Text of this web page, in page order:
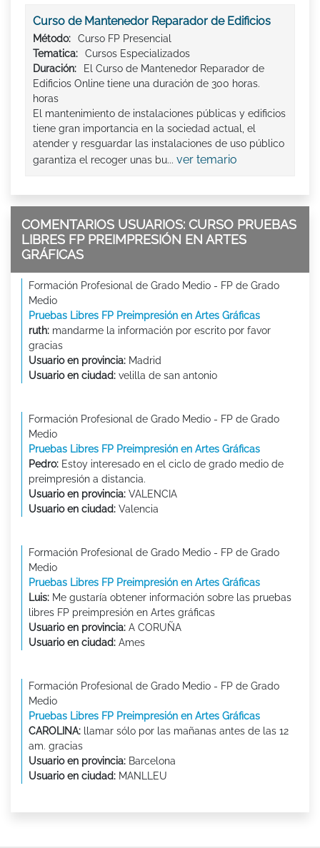
Curso de Mantenedor Reparador de Edificios
Método:
Curso FP Presencial
Tematica:
Cursos Especializados
Duración:
El Curso de Mantenedor Reparador de
Edificios Online tiene una duración de 300 horas.
horas
El mantenimiento de instalaciones públicas y edificios
tiene gran importancia en la sociedad actual, el
atender y resguardar las instalaciones de uso público
garantiza el recoger unas bu... ver temario
COMENTARIOS USUARIOS: CURSO PRUEBAS
LIBRES FP PREIMPRESIÓN EN ARTES
GRÁFICAS
Formación Profesional de Grado Medio - FP de Grado
Medio
Pruebas Libres FP Preimpresión en Artes Gráficas
ruth: mandarme la información por escrito por favor
gracias
Usuario en provincia: Madrid
Usuario en ciudad: velilla de san antonio
Formación Profesional de Grado Medio - FP de Grado
Medio
Pruebas Libres FP Preimpresión en Artes Gráficas
Pedro: Estoy interesado en el ciclo de grado medio de
preimpresión a distancia.
Usuario en provincia: VALENCIA
Usuario en ciudad: Valencia
Formación Profesional de Grado Medio - FP de Grado
Medio
Pruebas Libres FP Preimpresión en Artes Gráficas
Luis: Me gustaría obtener información sobre las pruebas
libres FP preimpresión en Artes gráficas
Usuario en provincia: A CORUÑA
Usuario en ciudad: Ames
Formación Profesional de Grado Medio - FP de Grado
Medio
Pruebas Libres FP Preimpresión en Artes Gráficas
CAROLINA: llamar sólo por las mañanas antes de las 12
am. gracias
Usuario en provincia: Barcelona
Usuario en ciudad: MANLLEU